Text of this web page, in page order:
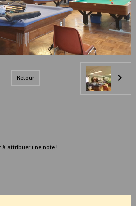
Retour
à attribuer une note !